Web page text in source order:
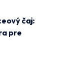
čaj:
pre